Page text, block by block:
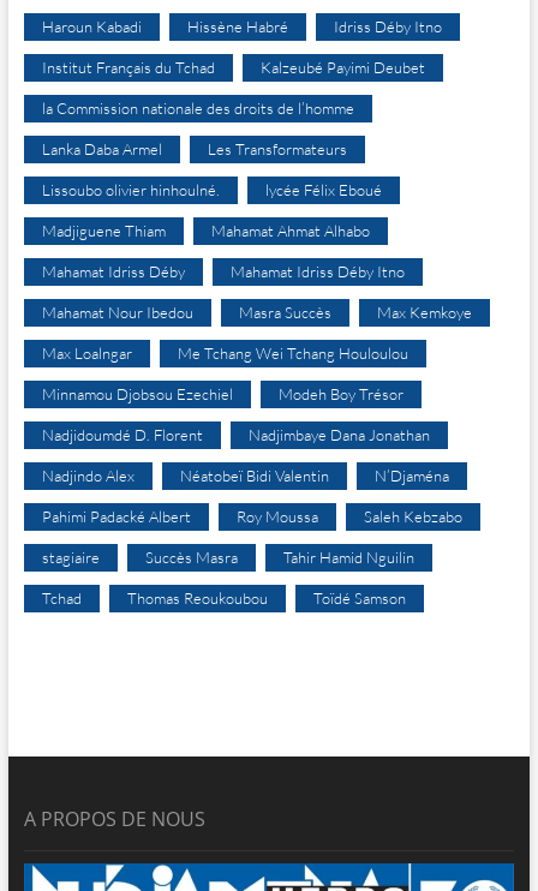
Haroun Kabadi Hissène Habré Idriss Déby Itno
Institut Français du Tchad Kalzeubé Payimi Deubet
la Commission nationale des droits de l’homme
Lanka Daba Armel Les Transformateurs
Lissoubo olivier hinhoulné. lycée Félix Eboué
Madjiguene Thiam Mahamat Ahmat Alhabo
Mahamat Idriss Déby Mahamat Idriss Déby Itno
Mahamat Nour Ibedou Masra Succès Max Kemkoye
Max Loalngar Me Tchang Wei Tchang Houloulou
Minnamou Djobsou Ezechiel Modeh Boy Trésor
Nadjidoumdé D. Florent Nadjimbaye Dana Jonathan
Nadjindo Alex Néatobeï Bidi Valentin N’Djaména
Pahimi Padacké Albert Roy Moussa Saleh Kebzabo
stagiaire Succès Masra Tahir Hamid Nguilin
Tchad Thomas Reoukoubou Toïdé Samson
A PROPOS DE NOUS